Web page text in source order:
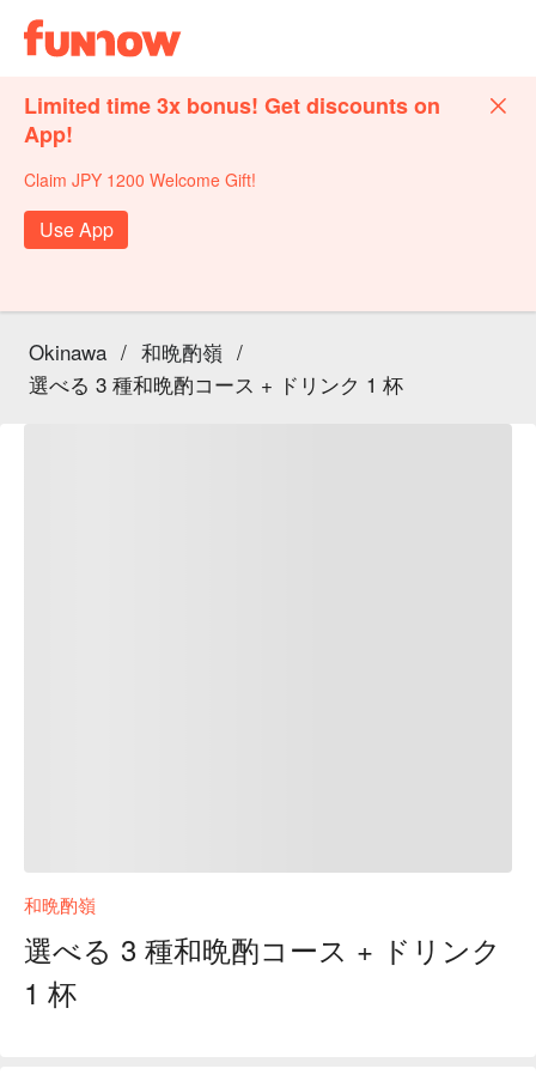
Limited time 3x bonus! Get discounts on
App!
Claim JPY 1200 Welcome Gift!
Use App
Okinawa / 和晩酌嶺 /
選べる 3 種和晩酌コース + ドリンク 1 杯
和晩酌嶺
選べる 3 種和晩酌コース + ドリンク
1 杯